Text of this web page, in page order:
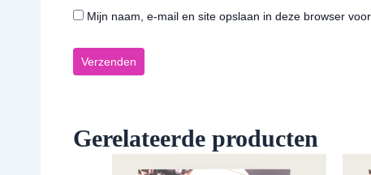
Mijn naam, e-mail en site opslaan in deze browser
Gerelateerde producten